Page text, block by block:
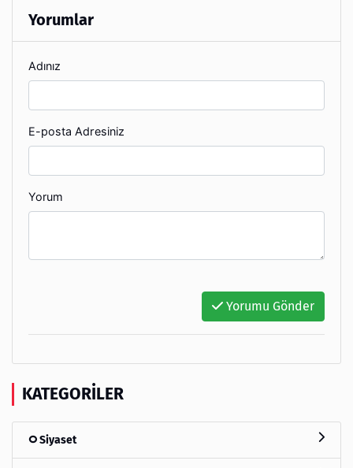
Yorumlar
Adınız
E-posta Adresiniz
Yorum
Yorumu Gönder
KATEGORILER
Siyaset